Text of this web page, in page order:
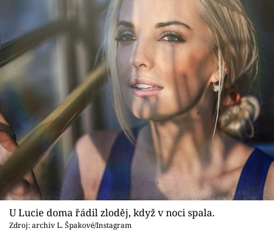
U Lucie doma řádil zloděj, když v noci spala.
Zdroj: archiv L. Špakové/Instagram